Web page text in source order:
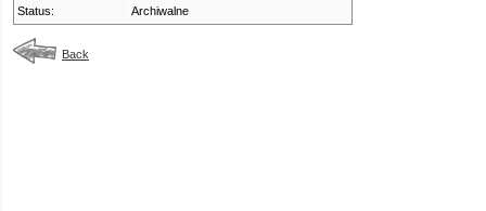
Status:
Archiwalne
Back